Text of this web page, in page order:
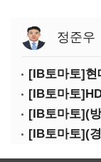
정준우